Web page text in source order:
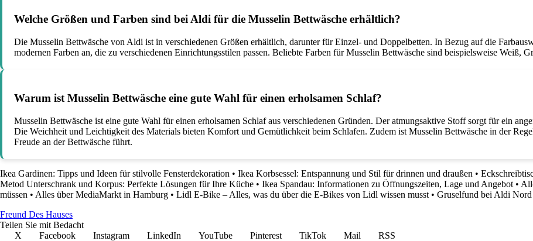
Welche Größen und Farben sind bei Aldi für die Musselin Bettwäsche erhältlich?
Die Musselin Bettwäsche von Aldi ist in verschiedenen Größen erhältlich, darunter für Einzel- und Doppelbetten. In Bezug auf die
modernen Farben an, die zu verschiedenen Einrichtungsstilen passen. Beliebte Farben für Musselin Bettwäsche sind beispielsweise Weiß,
Warum ist Musselin Bettwäsche eine gute Wahl für einen erholsamen Schlaf?
Musselin Bettwäsche ist eine gute Wahl für einen erholsamen Schlaf aus verschiedenen Gründen. Der atmungsaktive Stoff sorgt für ein
Die Weichheit und Leichtigkeit des Materials bieten Komfort und Gemütlichkeit beim Schlafen. Zudem ist Musselin Bettwäsche in der
Freude an der Bettwäsche führt.
Ikea Gardinen: Tipps und Ideen für stilvolle Fensterdekoration • Ikea Korbsessel: Entspannung und Stil für drinnen und draußen •
Metod Unterschrank und Korpus: Perfekte Lösungen für Ihre Küche • Ikea Spandau: Informationen zu Öffnungszeiten, Lage und Angebot •
müssen • Alles über MediaMarkt in Hamburg • Lidl E-Bike – Alles, was du über die E-Bikes von Lidl wissen musst • Gruselfund bei Aldi Nord
Freund Des Hauses
Teilen Sie mit Bedacht
X
Facebook Instagram LinkedIn YouTube Pinterest TikTok Mail
RSS